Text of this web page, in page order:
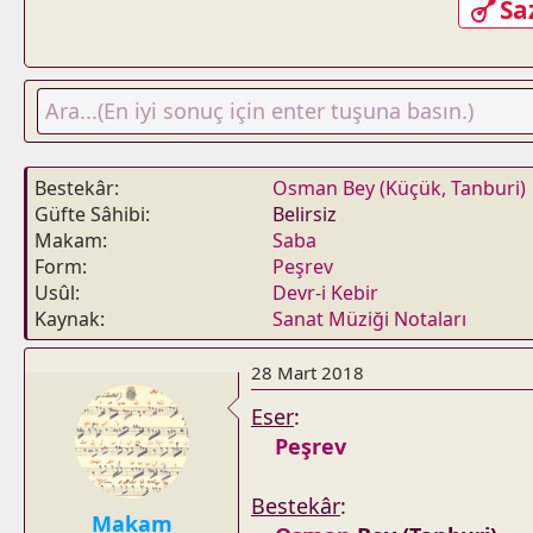
Bestekâr
Osman Bey (Küçük, Tanburi)
Güfte Sâhibi
Belirsiz
Makam
Saba
Form
Peşrev
Usûl
Devr-i Kebir
Kaynak
Sanat Müziği Notaları
Makam
28 Mart 2018
Eser:
Peşrev
Bestekâr: